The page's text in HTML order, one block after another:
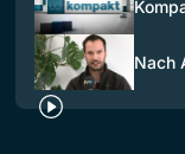
Nach